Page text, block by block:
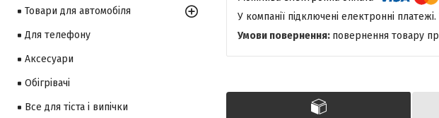
У компанії підключені електронні
повернення товару
Товари для автомобіля
Для телефону
Аксесуари
Обігрівачі
Все для тіста і випічки